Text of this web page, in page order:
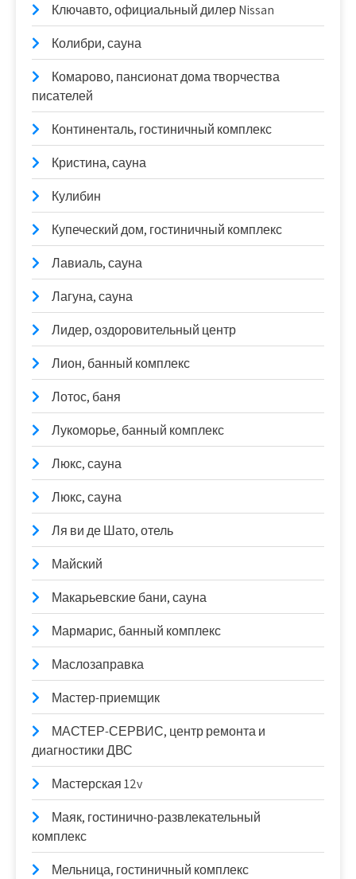
Ключавто, официальный дилер Nissan
Колибри, сауна
Комарово, пансионат дома творчества
писателей
Континенталь, гостиничный комплекс
Кристина, сауна
Кулибин
Купеческий дом, гостиничный комплекс
Лавиаль, сауна
Лагуна, сауна
Лидер, оздоровительный центр
Лион, банный комплекс
Лотос, баня
Лукоморье, банный комплекс
Люкс, сауна
Люкс, сауна
Ля ви де Шато, отель
Майский
Макарьевские бани, сауна
Мармарис, банный комплекс
Маслозаправка
Мастер-приемщик
МАСТЕР-СЕРВИС, центр ремонта и
диагностики ДВС
Мастерская 12v
Маяк, гостинично-развлекательный
комплекс
Мельница, гостиничный комплекс